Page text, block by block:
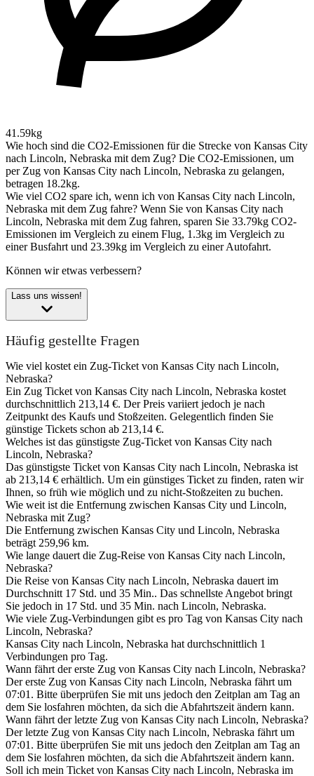
41.59kg
Wie hoch sind die CO2-Emissionen für die Strecke von Kansas City
nach Lincoln, Nebraska mit dem Zug? Die CO2-Emissionen, um
per Zug von Kansas City nach Lincoln, Nebraska zu gelangen,
betragen 18.2kg.
Wie viel CO2 spare ich, wenn ich von Kansas City nach Lincoln,
Nebraska mit dem Zug fahre? Wenn Sie von Kansas City nach
Lincoln, Nebraska mit dem Zug fahren, sparen Sie 33.79kg CO2-
Emissionen im Vergleich zu einem Flug, 1.3kg im Vergleich zu
einer Busfahrt und 23.39kg im Vergleich zu einer Autofahrt.
Können wir etwas verbessern?
Lass uns wissen!
Häufig gestellte Fragen
Wie viel kostet ein Zug-Ticket von Kansas City nach Lincoln,
Nebraska?
Ein Zug Ticket von Kansas City nach Lincoln, Nebraska kostet
durchschnittlich 213,14 €. Der Preis variiert jedoch je nach
Zeitpunkt des Kaufs und Stoßzeiten. Gelegentlich finden Sie
günstige Tickets schon ab 213,14 €.
Welches ist das günstigste Zug-Ticket von Kansas City nach
Lincoln, Nebraska?
Das günstigste Ticket von Kansas City nach Lincoln, Nebraska ist
ab 213,14 € erhältlich. Um ein günstiges Ticket zu finden, raten wir
Ihnen, so früh wie möglich und zu nicht-Stoßzeiten zu buchen.
Wie weit ist die Entfernung zwischen Kansas City und Lincoln,
Nebraska mit Zug?
Die Entfernung zwischen Kansas City und Lincoln, Nebraska
beträgt 259,96 km.
Wie lange dauert die Zug-Reise von Kansas City nach Lincoln,
Nebraska?
Die Reise von Kansas City nach Lincoln, Nebraska dauert im
Durchschnitt 17 Std. und 35 Min.. Das schnellste Angebot bringt
Sie jedoch in 17 Std. und 35 Min. nach Lincoln, Nebraska.
Wie viele Zug-Verbindungen gibt es pro Tag von Kansas City nach
Lincoln, Nebraska?
Kansas City nach Lincoln, Nebraska hat durchschnittlich 1
Verbindungen pro Tag.
Wann fährt der erste Zug von Kansas City nach Lincoln, Nebraska?
Der erste Zug von Kansas City nach Lincoln, Nebraska fährt um
07:01. Bitte überprüfen Sie mit uns jedoch den Zeitplan am Tag an
dem Sie losfahren möchten, da sich die Abfahrtszeit ändern kann.
Wann fährt der letzte Zug von Kansas City nach Lincoln, Nebraska?
Der letzte Zug von Kansas City nach Lincoln, Nebraska fährt um
07:01. Bitte überprüfen Sie mit uns jedoch den Zeitplan am Tag an
dem Sie losfahren möchten, da sich die Abfahrtszeit ändern kann.
Soll ich mein Ticket von Kansas City nach Lincoln, Nebraska im